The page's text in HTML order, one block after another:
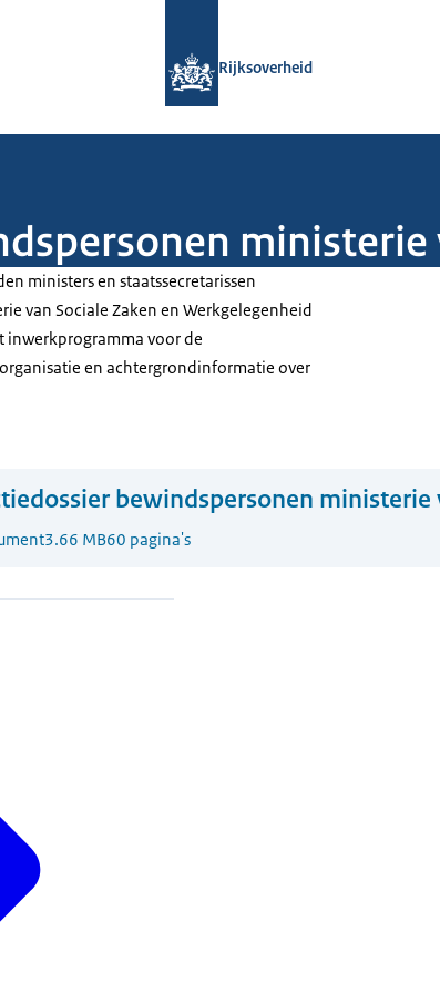
Rijksoverheid
ministerie
ministers en staatssecretarissen
van Sociale Zaken en Werkgelegenheid
inwerkprogramma voor de
en achtergrondinformatie over
bewindspersonen ministerie
3.66 MB60 pagina's